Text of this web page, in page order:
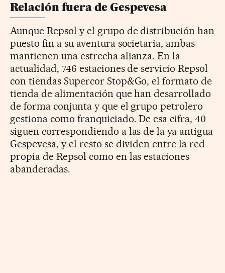
Relación fuera de Gespevesa
Aunque Repsol y el grupo de distribución han
puesto fin a su aventura societaria, ambas
mantienen una estrecha alianza. En la
actualidad, 746 estaciones de servicio Repsol
con tiendas Supercor Stop&Go, el formato de
tienda de alimentación que han desarrollado
de forma conjunta y que el grupo petrolero
gestiona como franquiciado. De esa cifra, 40
siguen correspondiendo a las de la ya antigua
Gespevesa, y el resto se dividen entre la red
propia de Repsol como en las estaciones
abanderadas.